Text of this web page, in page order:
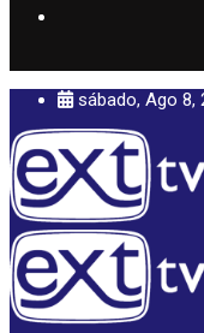
sábado, Ago 8,